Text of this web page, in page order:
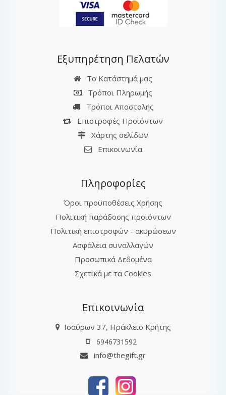
Εξυπηρέτηση Πελατών
Το Κατάστημά μας
Τρόποι Πληρωμής
Τρόποι Αποστολής
Επιστροφές Προϊόντων
Χάρτης σελίδων
Επικοινωνία
Πληροφορίες
Όροι προϋποθέσεις Χρήσης
Πολιτική παράδοσης προϊόντων
Πολιτική επιστροφών - ακυρώσεων
Ασφάλεια συναλλαγών
Προσωπικά Δεδομένα
Σχετικά με τα Cookies
Επικοινωνία
Ισαύρων 37, Ηράκλειο Κρήτης
6946731592
info@thegift.gr